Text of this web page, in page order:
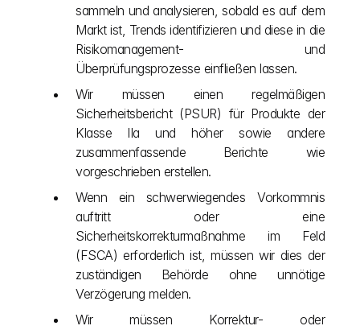
sammeln und analysieren, sobald es auf dem
Markt ist, Trends identifizieren und diese in die
Risikomanagement- und
Überprüfungsprozesse einfließen lassen.
Wir müssen einen regelmäßigen
Sicherheitsbericht (PSUR) für Produkte der
Klasse IIa und höher sowie andere
zusammenfassende Berichte wie
vorgeschrieben erstellen.
Wenn ein schwerwiegendes Vorkommnis
auftritt oder eine
Sicherheitskorrekturmaßnahme im Feld
(FSCA) erforderlich ist, müssen wir dies der
zuständigen Behörde ohne unnötige
Verzögerung melden.
Wir müssen Korrektur- oder